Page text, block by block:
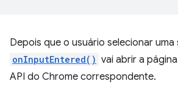
Depois que o usuário selecionar
onInputEntered() vai abrir a
API do Chrome correspondente.